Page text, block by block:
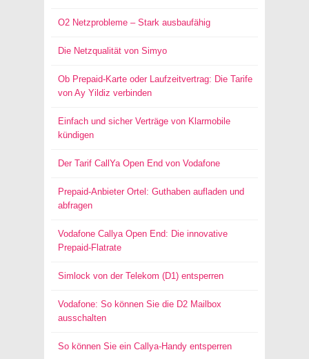
O2 Netzprobleme – Stark ausbaufähig
Die Netzqualität von Simyo
Ob Prepaid-Karte oder Laufzeitvertrag: Die Tarife
von Ay Yildiz verbinden
Einfach und sicher Verträge von Klarmobile
kündigen
Der Tarif CallYa Open End von Vodafone
Prepaid-Anbieter Ortel: Guthaben aufladen und
abfragen
Vodafone Callya Open End: Die innovative
Prepaid-Flatrate
Simlock von der Telekom (D1) entsperren
Vodafone: So können Sie die D2 Mailbox
ausschalten
So können Sie ein Callya-Handy entsperren